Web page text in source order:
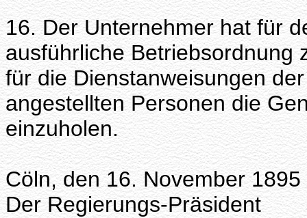
16. Der Unternehmer hat für
ausführliche Betriebsordnung
für die Dienstanweisungen
angestellten Personen die
einzuholen.
Cöln, den 16. November 1895
Der Regierungs-Präsident